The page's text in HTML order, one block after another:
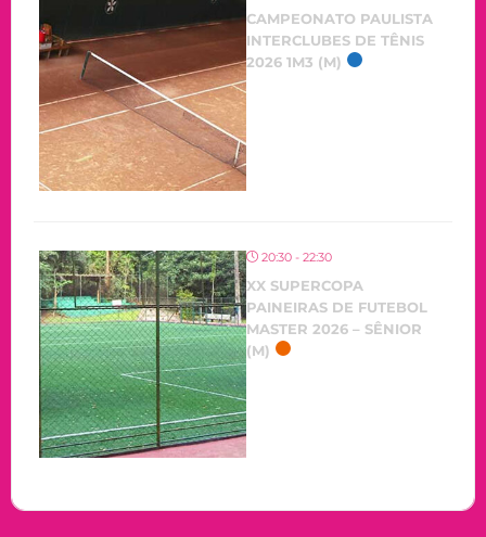
CAMPEONATO PAULISTA
INTERCLUBES DE TÊNIS
2026 1M3 (M)
20:30 - 22:30
XX SUPERCOPA
PAINEIRAS DE FUTEBOL
MASTER 2026 – SÊNIOR
(M)